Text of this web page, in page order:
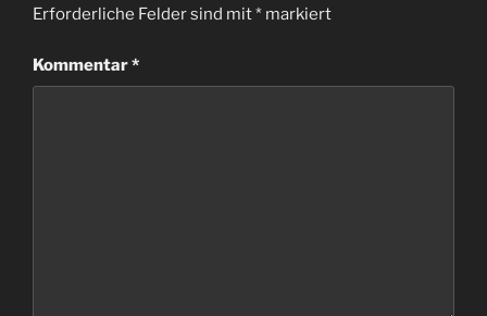
Erforderliche Felder sind mit* markiert
Kommentar*